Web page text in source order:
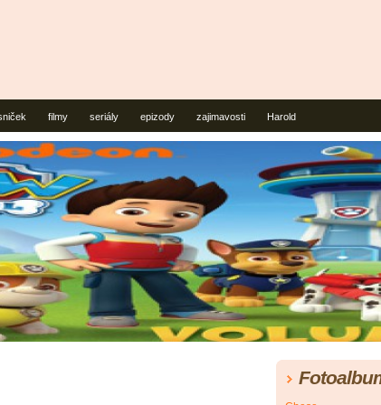
filmy seriály epizody zajimavosti Harold